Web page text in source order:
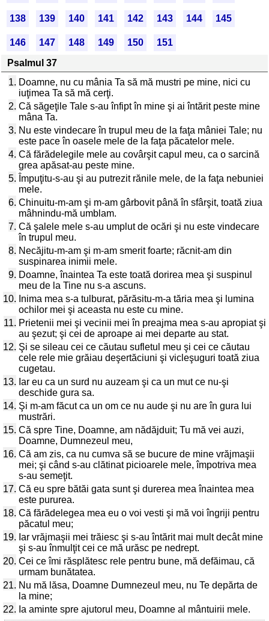
138 139 140 141 142 143 144 145
146 147 148 149 150
151
Psalmul 37
1. Doamne, nu cu mânia Ta să mă mustri pe mine, nici cu
iuţimea Ta să mă cerţi.
2. Că săgeţile Tale s-au înfipt în mine şi ai întărit peste mine
mâna Ta.
3. Nu este vindecare în trupul meu de la faţa mâniei Tale; nu
este pace în oasele mele de la faţa păcatelor mele.
4. Că fărădelegile mele au covârşit capul meu, ca o sarcină
grea apăsat-au peste mine.
5. Împuţitu-s-au şi au putrezit rănile mele, de la faţa nebuniei
mele.
6. Chinuitu-m-am şi m-am gârbovit până în sfârşit, toată ziua
mâhnindu-mă umblam.
7. Că şalele mele s-au umplut de ocări şi nu este vindecare
în trupul meu.
8. Necăjitu-m-am şi m-am smerit foarte; răcnit-am din
suspinarea inimii mele.
9. Doamne, înaintea Ta este toată dorirea mea şi suspinul
meu de la Tine nu s-a ascuns.
10. Inima mea s-a tulburat, părăsitu-m-a tăria mea şi lumina
ochilor mei şi aceasta nu este cu mine.
11. Prietenii mei şi vecinii mei în preajma mea s-au apropiat şi
au şezut; şi cei de aproape ai mei departe au stat.
12. Şi se sileau cei ce căutau sufletul meu şi cei ce căutau
cele rele mie grăiau deşertăciuni şi vicleşuguri toată ziua
cugetau.
13. Iar eu ca un surd nu auzeam şi ca un mut ce nu-şi
deschide gura sa.
14. Şi m-am făcut ca un om ce nu aude şi nu are în gura lui
mustrări.
15. Că spre Tine, Doamne, am nădăjduit; Tu mă vei auzi,
Doamne, Dumnezeul meu,
16. Că am zis, ca nu cumva să se bucure de mine vrăjmaşii
mei; şi când s-au clătinat picioarele mele, împotriva mea
s-au semeţit.
17. Că eu spre bătăi gata sunt şi durerea mea înaintea mea
este pururea.
18. Că fărădelegea mea eu o voi vesti şi mă voi îngriji pentru
păcatul meu;
19. Iar vrăjmaşii mei trăiesc şi s-au întărit mai mult decât mine
şi s-au înmulţit cei ce mă urăsc pe nedrept.
20. Cei ce îmi răsplătesc rele pentru bune, mă defăimau, că
urmam bunătatea.
21. Nu mă lăsa, Doamne Dumnezeul meu, nu Te depărta de
la mine;
22. Ia aminte spre ajutorul meu, Doamne al mântuirii mele.